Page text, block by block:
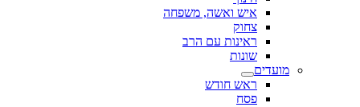
איש ואשה, משפחה
צחוק
ראינות עם הרב
שונות
מועדים
ראש חודש
פסח